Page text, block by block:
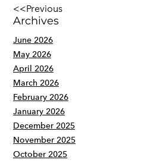
<<Previous
Archives
June 2026
May 2026
April 2026
March 2026
February 2026
January 2026
December 2025
November 2025
October 2025